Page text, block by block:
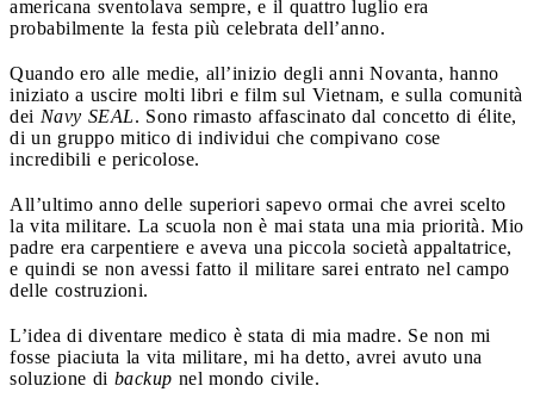
americana sventolava sempre, e il quattro luglio era
probabilmente la festa più celebrata dell’anno.
Quando ero alle medie, all’inizio degli anni Novanta, hanno
iniziato a uscire molti libri e film sul Vietnam, e sulla comunità
dei Navy SEAL. Sono rimasto affascinato dal concetto di élite,
di un gruppo mitico di individui che compivano cose
incredibili e pericolose.
All’ultimo anno delle superiori sapevo ormai che avrei scelto
la vita militare. La scuola non è mai stata una mia priorità. Mio
padre era carpentiere e aveva una piccola società appaltatrice,
e quindi se non avessi fatto il militare sarei entrato nel campo
delle costruzioni.
L’idea di diventare medico è stata di mia madre. Se non mi
fosse piaciuta la vita militare, mi ha detto, avrei avuto una
soluzione di backup nel mondo civile.